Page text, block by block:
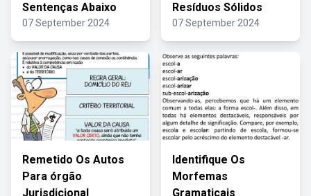
Sentenças Abaixo
07 September 2024
Resíduos Sólidos
07 September 2024
Remetido Os Autos
Para órgão
Jurisdicional
Identifique Os
Morfemas
Gramaticais